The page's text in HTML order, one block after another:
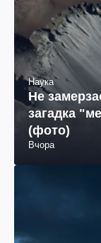
Наука
Не
загадка
(фото)
Вчора